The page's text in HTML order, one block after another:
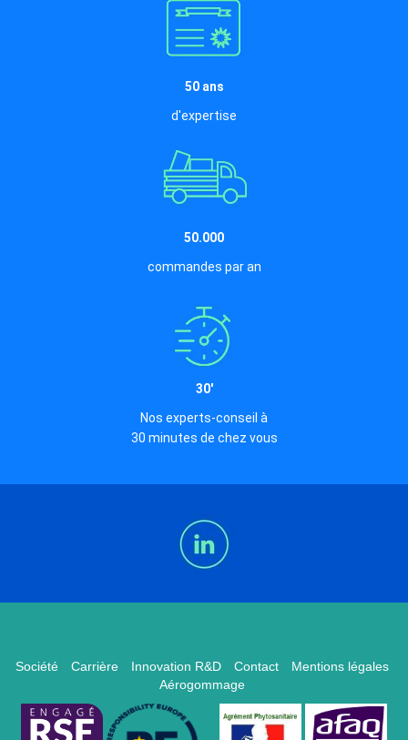
50 ans
d'expertise
50.000
commandes par an
30'
Nos experts-conseil à
30 minutes de chez vous
Société Carrière Innovation R&D Contact
Mentions légales
Aérogommage